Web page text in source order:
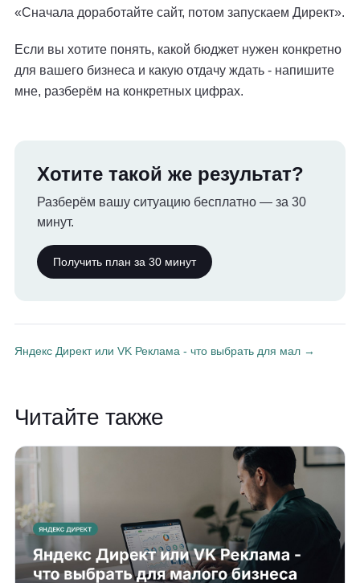
«Сначала доработайте сайт, потом запускаем Директ».
Если вы хотите понять, какой бюджет нужен конкретно
для вашего бизнеса и какую отдачу ждать - напишите
мне, разберём на конкретных цифрах.
Хотите такой же результат?
Разберём вашу ситуацию бесплатно — за 30
минут.
Получить план за 30 минут
Яндекс Директ или VK Реклама - что выбрать для мал →
Читайте также